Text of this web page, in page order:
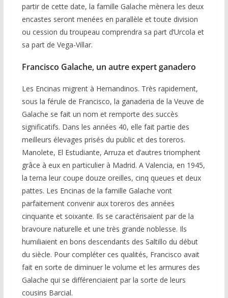
partir de cette date, la famille Galache mènera les deux
encastes seront menées en parallèle et toute division
ou cession du troupeau comprendra sa part d’Urcola et
sa part de Vega-Villar.
Francisco Galache, un autre expert ganadero
Les Encinas migrent à Hernandinos. Très rapidement,
sous la férule de Francisco, la ganaderia de la Veuve de
Galache se fait un nom et remporte des succès
significatifs. Dans les années 40, elle fait partie des
meilleurs élevages prisés du public et des toreros.
Manolete, El Estudiante, Arruza et d’autres triomphent
grâce à eux en particulier à Madrid. A Valencia, en 1945,
la terna leur coupe douze oreilles, cinq queues et deux
pattes. Les Encinas de la famille Galache vont
parfaitement convenir aux toreros des années
cinquante et soixante. Ils se caractérisaient par de la
bravoure naturelle et une très grande noblesse. Ils
humiliaient en bons descendants des Saltillo du début
du siècle. Pour compléter ces qualités, Francisco avait
fait en sorte de diminuer le volume et les armures des
Galache qui se différenciaient par la sorte de leurs
cousins Barcial.